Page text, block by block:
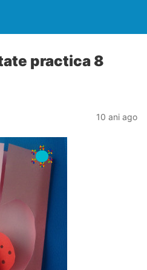
practica 8
10 ani ago